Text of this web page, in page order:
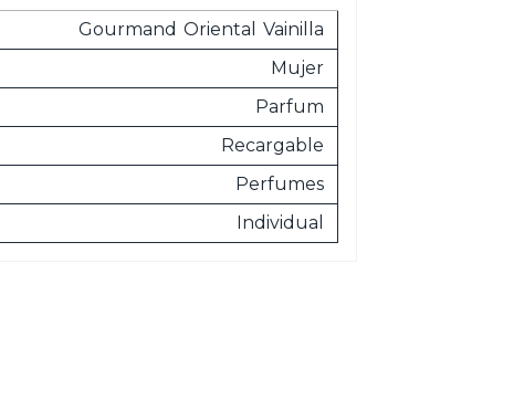
Gourmand Oriental
Vainilla
Mujer
Parfum
Recargable
Perfumes
Individual